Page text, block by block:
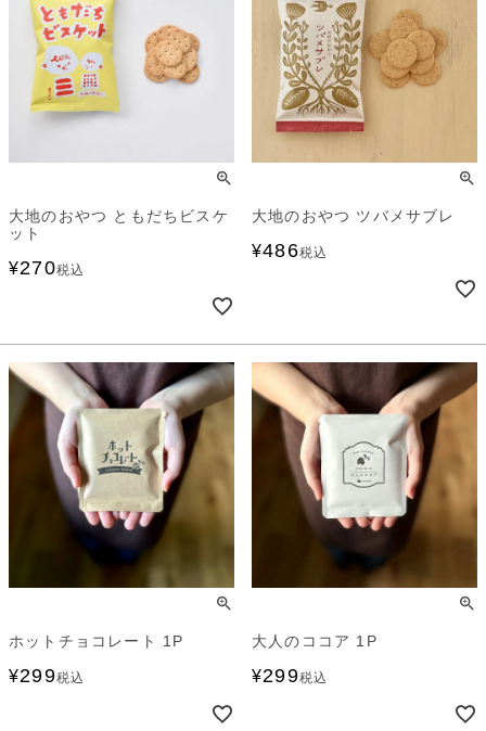
大地のおやつ ともだちビスケ
ット
¥270税込
大地のおやつ ツバメサブレ
¥486税込
ホットチョコレート 1P
¥299税込
大人のココア 1P
¥299税込